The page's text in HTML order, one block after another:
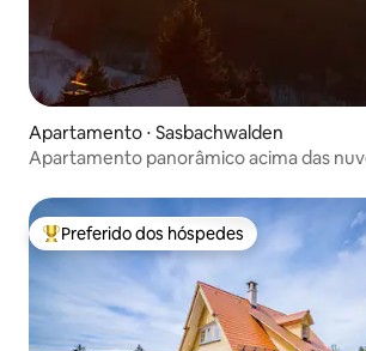
Apartamento ⋅ Sasbachwalden
Apartamento panorâmico acima das
Entre os melhores preferidos dos
Preferido dos hóspedes